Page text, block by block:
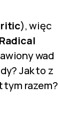
), więc
Radical
wad
Jak to z
tym razem?